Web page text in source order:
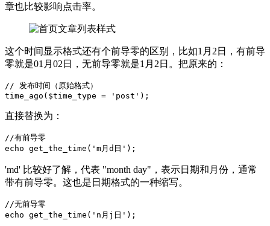
章也比较影响点击率。
这个时间显示格式还有个前导零的区别，比如1月2日，有前导
零就是01月02日，无前导零就是1月2日。把原来的：
// 发布时间（原始格式）
time_ago($time_type = 'post');
直接替换为：
//有前导零
echo get_the_time('m月d日');
'md' 比较好了解，代表 "month day"，表示日期和月份，通常
带有前导零。这也是日期格式的一种缩写。
//无前导零
echo get_the_time('n月j日');